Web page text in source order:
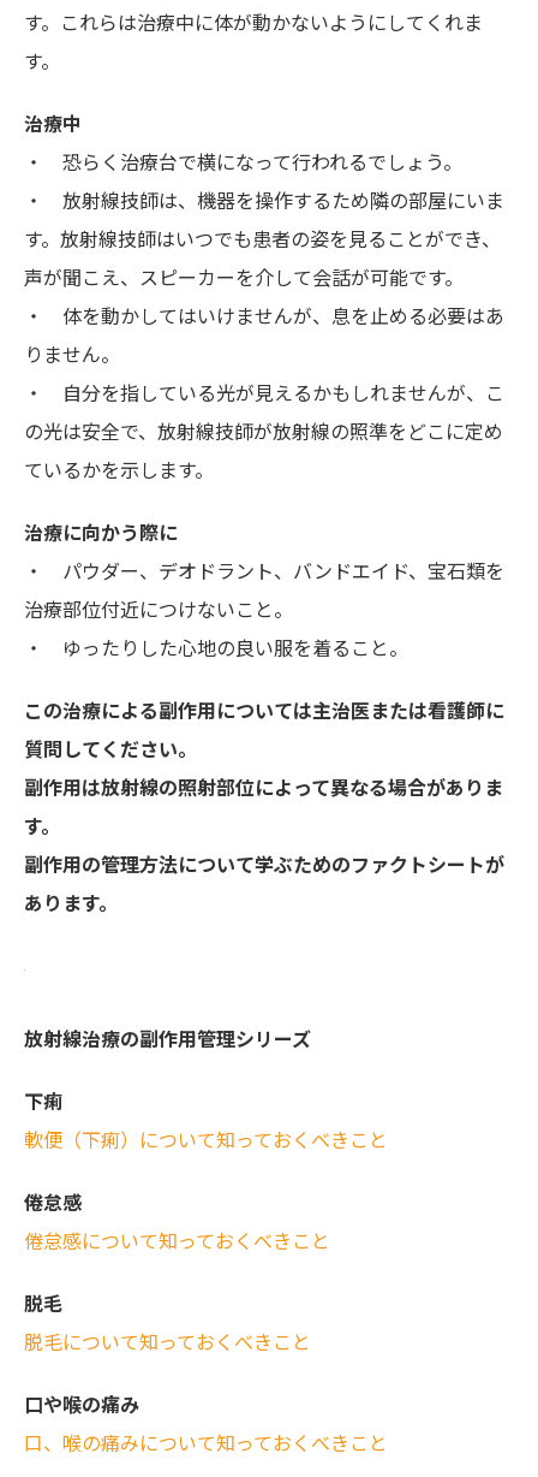
す。これらは治療中に体が動かないようにしてくれま
す。
治療中
・ 恐らく治療台で横になって行われるでしょう。
・ 放射線技師は、機器を操作するため隣の部屋にいま
す。放射線技師はいつでも患者の姿を見ることができ、
声が聞こえ、スピーカーを介して会話が可能です。
・ 体を動かしてはいけませんが、息を止める必要はあ
りません。
・ 自分を指している光が見えるかもしれませんが、こ
の光は安全で、放射線技師が放射線の照準をどこに定め
ているかを示します。
治療に向かう際に
・ パウダー、デオドラント、バンドエイド、宝石類を
治療部位付近につけないこと。
・ ゆったりした心地の良い服を着ること。
この治療による副作用については主治医または看護師に
質問してください。
副作用は放射線の照射部位によって異なる場合がありま
す。
副作用の管理方法について学ぶためのファクトシートが
あります。
放射線治療の副作用管理シリーズ
下痢
軟便（下痢）について知っておくべきこと
倦怠感
倦怠感について知っておくべきこと
脱毛
脱毛について知っておくべきこと
口や喉の痛み
口、喉の痛みについて知っておくべきこと